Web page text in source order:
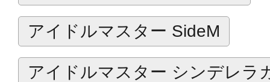
アイドルマスター SideM
アイドルマスター シンデレラ